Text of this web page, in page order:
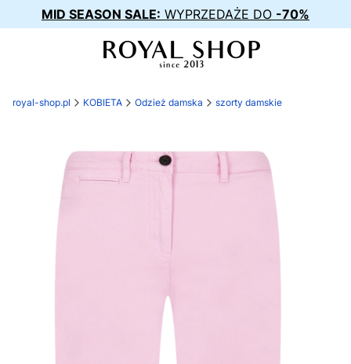
MID SEASON SALE: WYPRZEDAŻE DO -70%
royal-shop.pl KOBIETA Odzież damska szorty damskie